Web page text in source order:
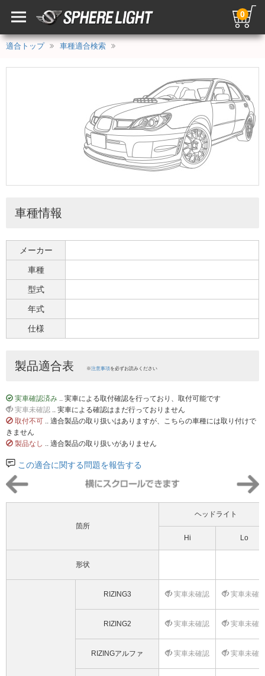
0
適合トップ 車種適合検索
車種情報
メーカー
車種
型式
年式
仕様
製品適合表 ※注意事項を必ずお読みください
実車確認済み .. 実車による取付確認を行っており、取付可能です
実車未確認 .. 実車による確認はまだ行っておりません
取付不可 .. 適合製品の取り扱いはありますが、こちらの車種には取り付けで
きません
製品なし .. 適合製品の取り扱いがありません
この適合に関する問題を報告する
箇所
ヘッドライト
Hi Lo
形状
RIZING3 実車未確認 実車未確
RIZING2 実車未確認 実車未確
RIZINGアルファ 実車未確認 実車未確